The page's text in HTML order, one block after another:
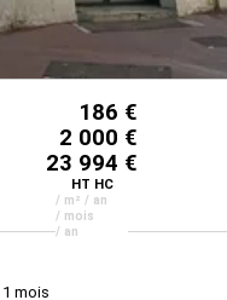
186 €
2 000 €
23 994 €
HT HC
/ m² / an
/ mois
/ an
1 mois